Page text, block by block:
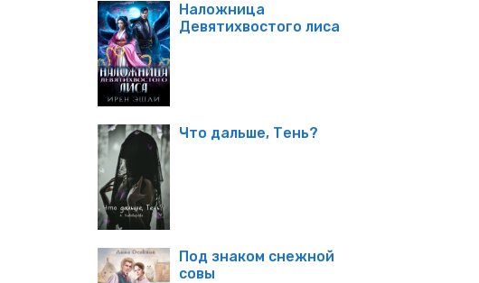
Наложница
Девятихвостого лиса
Что дальше, Тень?
Под знаком снежной
совы